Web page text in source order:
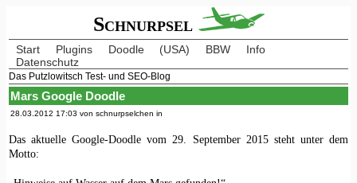
Schnurpsel
Start Plugins Doodle (USA) BBW
Info
Datenschutz
Das Putzlowitsch Test- und SEO-Blog
Mars Google Doodle
28.03.2012 17:03 von schnurpselchen in
Das aktuelle Google-Doodle vom 29. September 2015 steht unter dem
Motto: